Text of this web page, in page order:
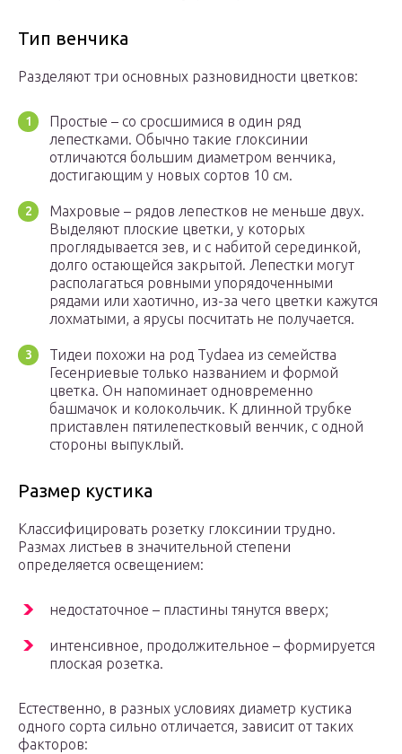
Тип венчика
Разделяют три основных разновидности цветков:
Простые – со сросшимися в один ряд
лепестками. Обычно такие глоксинии
отличаются большим диаметром венчика,
достигающим у новых сортов 10 см.
Махровые – рядов лепестков не меньше двух.
Выделяют плоские цветки, у которых
проглядывается зев, и с набитой серединкой,
долго остающейся закрытой. Лепестки могут
располагаться ровными упорядоченными
рядами или хаотично, из-за чего цветки кажутся
лохматыми, а ярусы посчитать не получается.
Тидеи похожи на род Tydaea из семейства
Гесенриевые только названием и формой
цветка. Он напоминает одновременно
башмачок и колокольчик. К длинной трубке
приставлен пятилепестковый венчик, с одной
стороны выпуклый.
Размер кустика
Классифицировать розетку глоксинии трудно.
Размах листьев в значительной степени
определяется освещением:
недостаточное – пластины тянутся вверх;
интенсивное, продолжительное – формируется
плоская розетка.
Естественно, в разных условиях диаметр кустика
одного сорта сильно отличается, зависит от таких
факторов: